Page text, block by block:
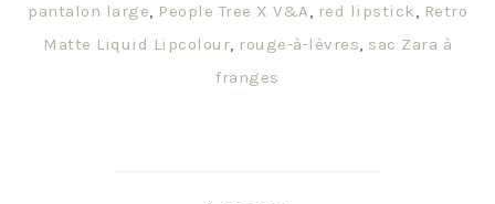
pantalon large, People Tree X V&A, red lipstick, Retro
Matte Liquid Lipcolour, rouge-à-lèvres, sac Zara à
franges